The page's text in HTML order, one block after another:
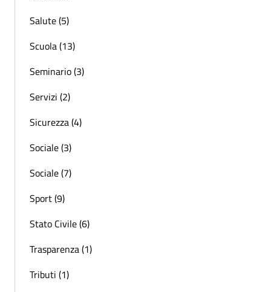
Salute (5)
Scuola (13)
Seminario (3)
Servizi (2)
Sicurezza (4)
Sociale (3)
Sociale (7)
Sport (9)
Stato Civile (6)
Trasparenza (1)
Tributi (1)